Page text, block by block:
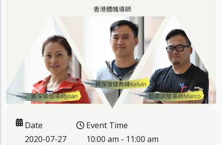
Date
2020-07-27
Event Time
10:00 am - 11:00 am